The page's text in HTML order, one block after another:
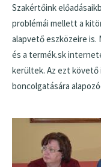
Szakértőink
problémái mellett a
alapvető eszközeire is.
és a termék.sk
kerültek. Az ezt
boncolgatására